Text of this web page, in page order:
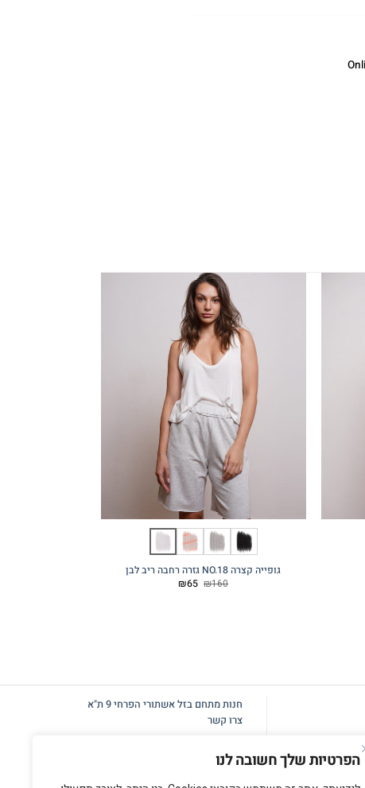
הפרטיות שלך חשובה לנו
גופייה קצרה NO.18 גזרה רחבה ריב לבן
₪160 המחיר
₪65 המחיר
חנות מתחם בזלאשתורי הפרחי 9 ת"א
צרו קשר